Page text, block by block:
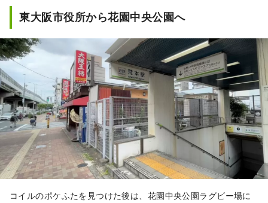
東大阪市役所から花園中央公園へ
コイルのポケふたを見つけた後は、花園中央公園ラグビー場に